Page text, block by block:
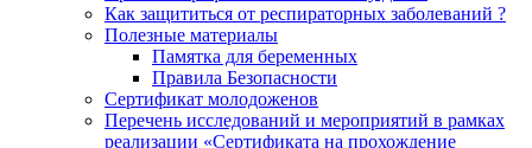
Как защититься от респираторных заболеваний ?
Полезные материалы
Памятка для беременных
Правила Безопасности
Сертификат молодоженов
Перечень исследований и мероприятий в рамках
реализации «Сертификата на прохождение